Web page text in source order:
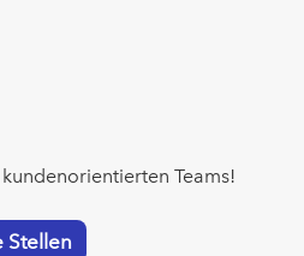
Teams!
Stellen